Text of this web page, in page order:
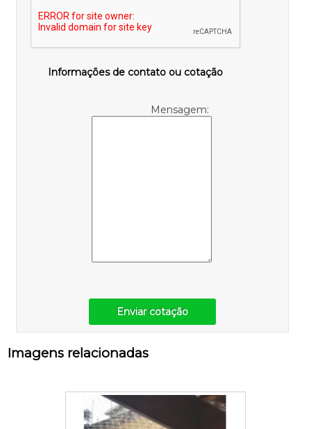
Informações de contato ou cotação
Mensagem:
Enviar cotação
Imagens relacionadas